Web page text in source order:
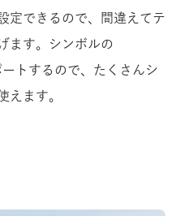
定できるので、間違えてテ
ます。シンボルの
トするので、たくさんシ
えます。